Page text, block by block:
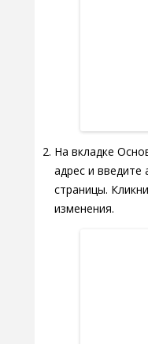
На вкладке
адрес и введите
страницы.
изменения.